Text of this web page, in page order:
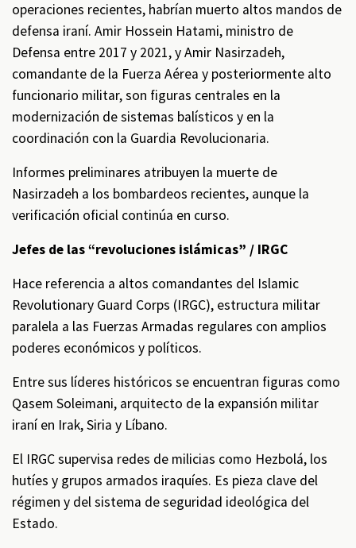
operaciones recientes, habrían muerto altos mandos de
defensa iraní. Amir Hossein Hatami, ministro de
Defensa entre 2017 y 2021, y Amir Nasirzadeh,
comandante de la Fuerza Aérea y posteriormente alto
funcionario militar, son figuras centrales en la
modernización de sistemas balísticos y en la
coordinación con la Guardia Revolucionaria.
Informes preliminares atribuyen la muerte de
Nasirzadeh a los bombardeos recientes, aunque la
verificación oficial continúa en curso.
Jefes de las “revoluciones islámicas” / IRGC
Hace referencia a altos comandantes del Islamic
Revolutionary Guard Corps (IRGC), estructura militar
paralela a las Fuerzas Armadas regulares con amplios
poderes económicos y políticos.
Entre sus líderes históricos se encuentran figuras como
Qasem Soleimani, arquitecto de la expansión militar
iraní en Irak, Siria y Líbano.
El IRGC supervisa redes de milicias como Hezbolá, los
hutíes y grupos armados iraquíes. Es pieza clave del
régimen y del sistema de seguridad ideológica del
Estado.